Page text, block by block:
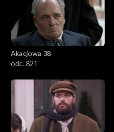
Akacjowa 38
odc. 821